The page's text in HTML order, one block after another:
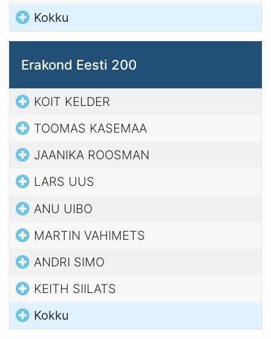
Kokku
Erakond Eesti 200
KOIT KELDER
TOOMAS KASEMAA
JAANIKA ROOSMAN
LARS UUS
ANU UIBO
MARTIN VAHIMETS
ANDRI SIMO
KEITH SIILATS
Kokku